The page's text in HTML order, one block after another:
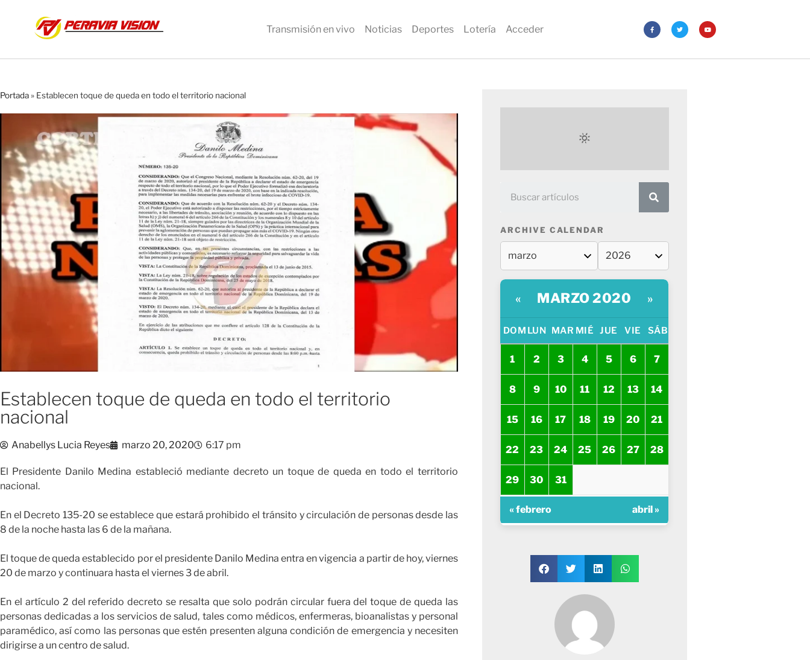
Transmisión en vivo Noticias Deportes Lotería Acceder
Portada» Establecen toque de queda en todo el territorio nacional
Establecen toque de queda en todo el territorio
nacional
Anabellys Lucia Reyes marzo 20, 2020 6:17 pm
El Presidente Danilo Medina estableció mediante decreto un toque de queda en todo el territorio
nacional.
En el Decreto 135-20 se establece que estará prohibido el tránsito y circulación de personas desde las
8 de la noche hasta las 6 de la mañana.
El toque de queda establecido por el presidente Danilo Medina entra en vigencia a partir de hoy, viernes
20 de marzo y continuara hasta el viernes 3 de abril.
En el artículo 2 del referido decreto se resalta que solo podrán circular fuera del toque de queda las
personas dedicadas a los servicios de salud, tales como médicos, enfermeras, bioanalistas y personal
paramédico, así como las personas que estén presenten alguna condición de emergencia y necesiten
dirigirse a un centro de salud.
ARCHIVE CALENDAR
« MARZO 2020 »
DOM LUN MAR MIÉ JUE VIE SÁB
1 2 3 4 5 6 7
8 9 10 11 12 13 14
15 16 17 18 19 20 21
22 23 24 25 26 27 28
29 30 31
« febrero abril »